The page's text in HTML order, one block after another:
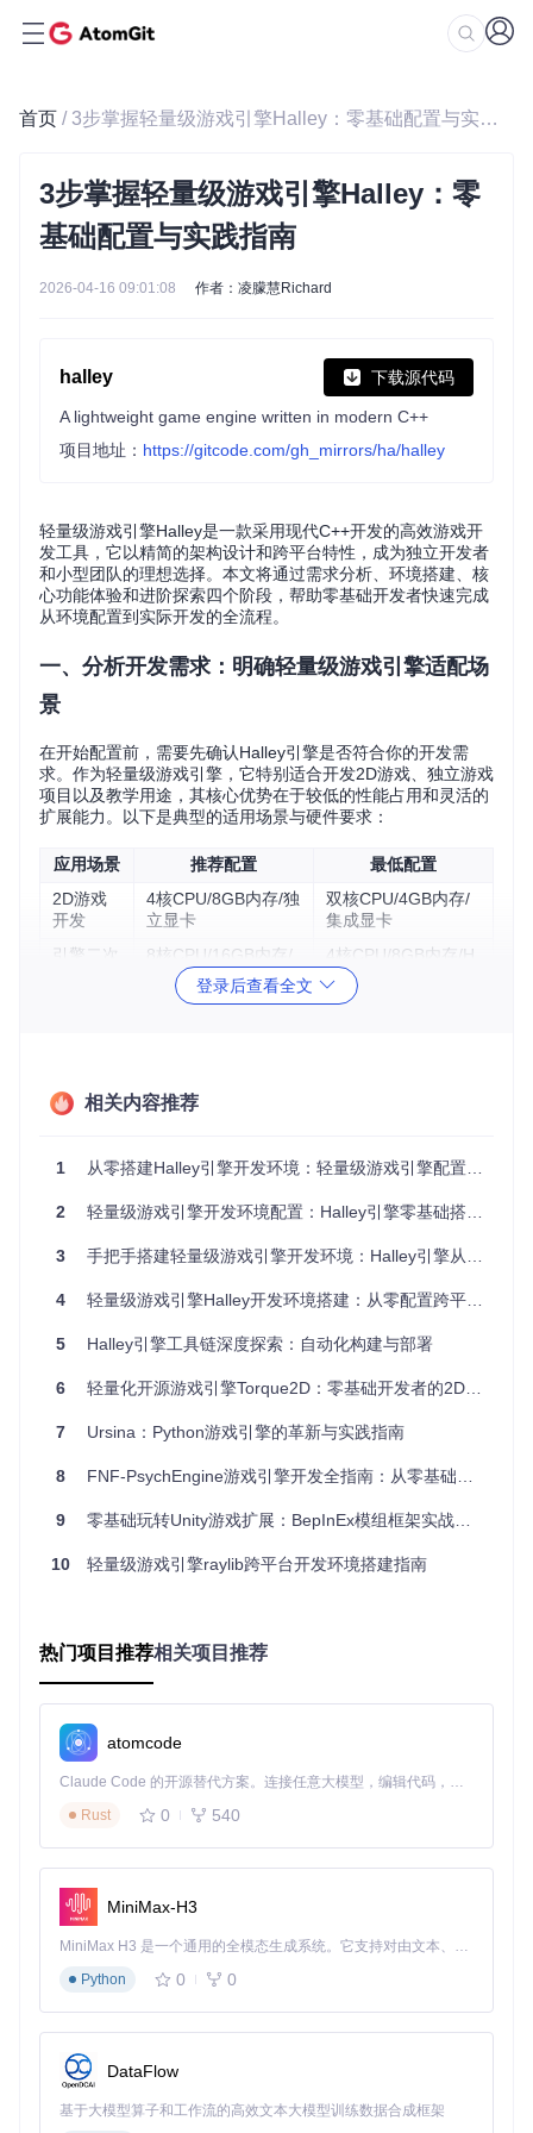
首页 / 3步掌握轻量级游戏引擎Halley：零基础配置与实践指南
3步掌握轻量级游戏引擎Halley：零
基础配置与实践指南
2026-04-16 09:01:08 作者：凌朦慧Richard
halley 下载源代码
A lightweight game engine written in modern C++
项目地址： https://gitcode.com/gh_mirrors/ha/halley
轻量级游戏引擎Halley是一款采用现代C++开发的高效游戏开
发工具，它以精简的架构设计和跨平台特性，成为独立开发者
和小型团队的理想选择。本文将通过需求分析、环境搭建、核
心功能体验和进阶探索四个阶段，帮助零基础开发者快速完成
从环境配置到实际开发的全流程。
一、分析开发需求：明确轻量级游戏引擎适配场
景
在开始配置前，需要先确认Halley引擎是否符合你的开发需
求。作为轻量级游戏引擎，它特别适合开发2D游戏、独立游戏
项目以及教学用途，其核心优势在于较低的性能占用和灵活的
扩展能力。以下是典型的适用场景与硬件要求：
应用场景 推荐配置
最低配置
2D游戏
开发
4核CPU/8GB内存/独
立显卡
双核CPU/4GB内存/
集成显卡
引擎二次
8核CPU/16GB内存/
SSD硬盘
4核CPU/8GB内存/H
DD硬盘
在终端执行以下命令，验证系统是否满足基础依赖要求：
g++ --version # 需支持C++17标准，显示版本号≥7.0
git --version # 需2.0以上版本，显示版本号≥2.0.0
📌风险提示：确保系统剩余磁盘空间≥10GB，编译过程会生
二、搭建开发环境：从源码到可运行状态
1. 准备阶段：获取源代码
执行以下命令将Halley引擎源代码下载到本地工作目录：
预期结果：终端显示"Cloning into 'halley'"进度，完成后在当
前目录生成halley文件夹。
⚡创建构建目录并运行CMake
按顺序执行以下命令配置项目构建环境：
cd halley
mkdir build
cd build # 进入构建目录
件（如Makefile或Visual Studio解决方案）。
跨平台注意事项：Windows用户需在Visual Studio命令提示
失错误，需根据提示安装相应开发库。
执行编译命令
根据生成的项目类型选择对应编译方式：
登录后查看全文
相关内容推荐
1 从零搭建Halley引擎开发环境：轻量级游戏引擎配置指南
2 轻量级游戏引擎开发环境配置：Halley引擎零基础搭建指南
3 手把手搭建轻量级游戏引擎开发环境：Halley引擎从配置到运行全指南
4 轻量级游戏引擎Halley开发环境搭建：从零配置跨平台开发环境
5 Halley引擎工具链深度探索：自动化构建与部署
6 轻量化开源游戏引擎Torque2D：零基础开发者的2D游戏开发解决方案
7 Ursina：Python游戏引擎的革新与实践指南
8 FNF-PsychEngine游戏引擎开发全指南：从零基础到独立创作
9 零基础玩转Unity游戏扩展：BepInEx模组框架实战指南
10 轻量级游戏引擎raylib跨平台开发环境搭建指南
热门项目推荐相关项目推荐
atomcode
Claude Code 的开源替代方案。连接任意大模型，编辑代码，运行命令，自动验证 — 全自动执行。用 Rust 构建，极致性能。 ｜ An open-source alternative to Claude Code. Connect any LLM, edit code, run commands, and verify changes — autonomously. Built in Rust for speed. Get Started
Rust
0 540
MiniMax-H3
MiniMax H3 是一个通用的全模态生成系统。它支持对由文本、图像、视频和音频组成的多模态上下文进行统一理解，并能生成分辨率高达 2K、时长可达 15 秒的带原生立体声音频的视频。得益于面向任务泛化的系统设计，H3 在预训练阶段就已具备广泛的多模态上下文理解与生成能力，能够出色地执行复杂的多模态指令。
Python
0 0
DataFlow
基于大模型算子和工作流的高效文本大模型训练数据合成框架